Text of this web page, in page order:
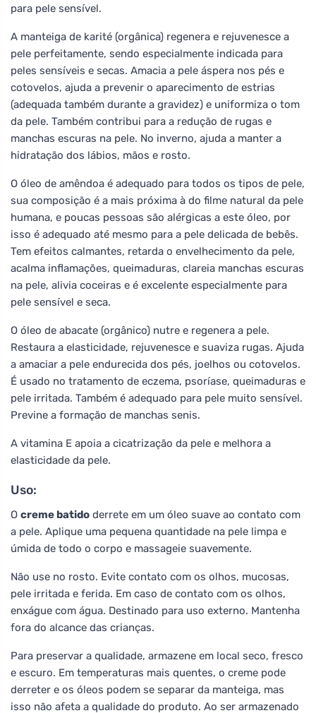
para pele sensível.
A manteiga de karité (orgânica) regenera e rejuvenesce a
pele perfeitamente, sendo especialmente indicada para
peles sensíveis e secas. Amacia a pele áspera nos pés e
cotovelos, ajuda a prevenir o aparecimento de estrias
(adequada também durante a gravidez) e uniformiza o tom
da pele. Também contribui para a redução de rugas e
manchas escuras na pele. No inverno, ajuda a manter a
hidratação dos lábios, mãos e rosto.
O óleo de amêndoa é adequado para todos os tipos de pele,
sua composição é a mais próxima à do filme natural da pele
humana, e poucas pessoas são alérgicas a este óleo, por
isso é adequado até mesmo para a pele delicada de bebês.
Tem efeitos calmantes, retarda o envelhecimento da pele,
acalma inflamações, queimaduras, clareia manchas escuras
na pele, alivia coceiras e é excelente especialmente para
pele sensível e seca.
O óleo de abacate (orgânico) nutre e regenera a pele.
Restaura a elasticidade, rejuvenesce e suaviza rugas. Ajuda
a amaciar a pele endurecida dos pés, joelhos ou cotovelos.
É usado no tratamento de eczema, psoríase, queimaduras e
pele irritada. Também é adequado para pele muito sensível.
Previne a formação de manchas senis.
A vitamina E apoia a cicatrização da pele e melhora a
elasticidade da pele.
Uso:
O creme batido derrete em um óleo suave ao contato com
a pele. Aplique uma pequena quantidade na pele limpa e
úmida de todo o corpo e massageie suavemente.
Não use no rosto. Evite contato com os olhos, mucosas,
pele irritada e ferida. Em caso de contato com os olhos,
enxágue com água. Destinado para uso externo. Mantenha
fora do alcance das crianças.
Para preservar a qualidade, armazene em local seco, fresco
e escuro. Em temperaturas mais quentes, o creme pode
derreter e os óleos podem se separar da manteiga, mas
isso não afeta a qualidade do produto. Ao ser armazenado